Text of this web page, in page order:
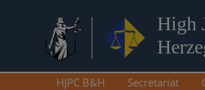
High
HJPC B&H Secretariat